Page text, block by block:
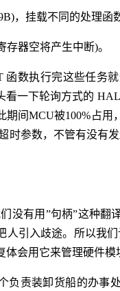
，挂载不同的处理函
存器空将产生中断)。
函数执行完这些任务
看一下轮询方式的
期间MCU被100%占
时参数，不管有没有
没有用”句柄”这种
人引入歧途。所以我
会用它来管理硬件模
负责装卸货船的办事